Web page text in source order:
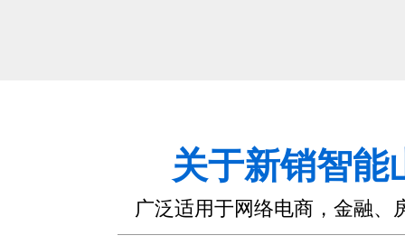
关于新销智
广泛适用于网络电商，金融